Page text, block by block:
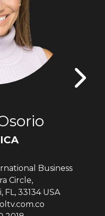
Business
Circle,
FL, 33134 USA